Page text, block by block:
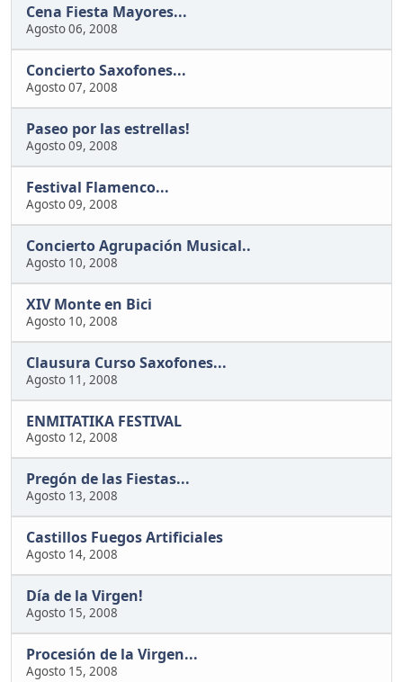
Cena Fiesta Mayores...
Agosto 06, 2008
Concierto Saxofones...
Agosto 07, 2008
Paseo por las estrellas!
Agosto 09, 2008
Festival Flamenco...
Agosto 09, 2008
Concierto Agrupación Musical..
Agosto 10, 2008
XIV Monte en Bici
Agosto 10, 2008
Clausura Curso Saxofones...
Agosto 11, 2008
ENMITATIKA FESTIVAL
Agosto 12, 2008
Pregón de las Fiestas...
Agosto 13, 2008
Castillos Fuegos Artificiales
Agosto 14, 2008
Día de la Virgen!
Agosto 15, 2008
Procesión de la Virgen...
Agosto 15, 2008